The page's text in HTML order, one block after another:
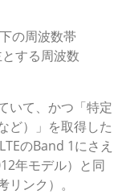
の周波数帯
する周波数
いて、かつ「特定
ど）」を取得した
のBand 1にさえ
年モデル）と同
ンク）。